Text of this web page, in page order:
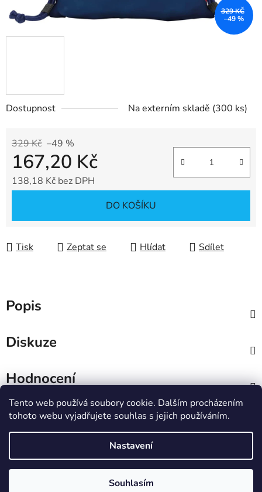
Tento web používá soubory cookie. Dalším procházením
tohoto webu vyjadřujete souhlas s jejich používáním.
Nastavení
Souhlasím
Dostupnost Na externím skladě (300 ks)
329 Kč –49 %
167,20 Kč
138,18 Kč bez DPH
DO KOŠÍKU
Tisk Zeptat se Hlídat Sdílet
329 KČ
–49 %
Popis
Diskuze
Hodnocení
IT e-shop
Vytvořil Shoptet
PCL Štětí s.r.o.